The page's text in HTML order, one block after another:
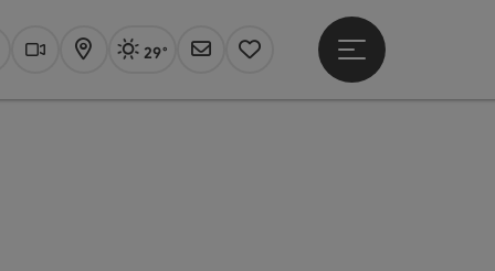
Webcams
KarteAktuelles Wetter Linz, sonnig
29°
Newsletter
Merkzettel
Hauptmenü öffnen